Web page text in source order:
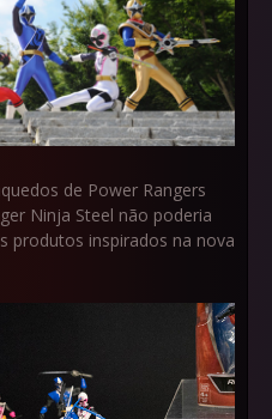
de Power Rangers
Ninja Steel não poderia
produtos inspirados na nova